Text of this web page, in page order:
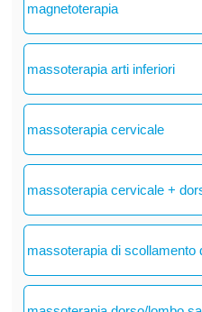
magnetoterapia
massoterapia arti inferiori
massoterapia cervicale
massoterapia cervicale +
massoterapia di scollamento